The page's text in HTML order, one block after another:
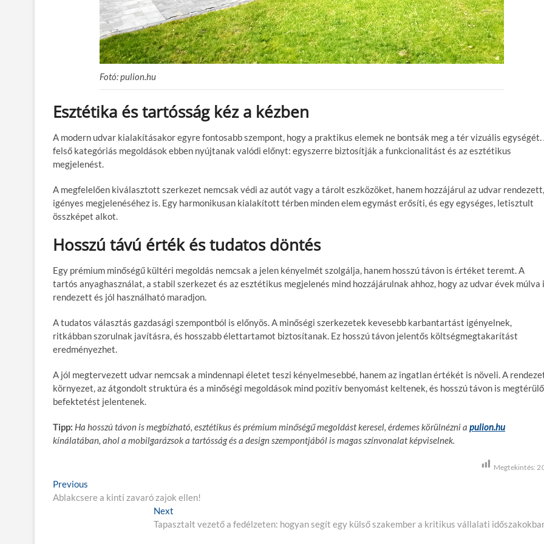
Fotó: pulion.hu
Esztétika és tartósság kéz a kézben
A modern udvar kialakításakor egyre fontosabb szempont, hogy a praktikus elemek ne bontsák meg a tér vizuális egységét.
felső kategóriás megoldások ebben nyújtanak valódi előnyt: egyszerre biztosítják a funkcionalitást és az esztétikus
megjelenést.
A megfelelően kiválasztott szerkezet nemcsak védi az autót vagy a tárolt eszközöket, hanem hozzájárul az udvar rendezett,
igényes megjelenéséhez is. Egy harmonikusan kialakított térben minden elem egymást erősíti, és egy egységes, letisztult
összképet alkot.
Hosszú távú érték és tudatos döntés
Egy prémium minőségű kültéri megoldás nemcsak a jelen kényelmét szolgálja, hanem hosszú távon is értéket teremt. A
tartós anyaghasználat, a stabil szerkezet és az esztétikus megjelenés mind hozzájárulnak ahhoz, hogy az udvar évek múlva
rendezett és jól használható maradjon.
A tudatos választás gazdasági szempontból is előnyös. A minőségi szerkezetek kevesebb karbantartást igényelnek,
ritkábban szorulnak javításra, és hosszabb élettartamot biztosítanak. Ez hosszú távon jelentős költségmegtakarítást
eredményezhet.
A jól megtervezett udvar nemcsak a mindennapi életet teszi kényelmesebbé, hanem az ingatlan értékét is növeli. A
környezet, az átgondolt struktúra és a minőségi megoldások mind pozitív benyomást keltenek, és hosszú távon is megtérülő
befektetést jelentenek.
Tipp: Ha hosszú távon is megbízható, esztétikus és prémium minőségű megoldást keresel, érdemes körülnézni a pulion.hu
kínálatában, ahol a mobilgarázsok a tartósság és a design szempontjából is magas színvonalat képviselnek.
Megtekintés:
B
e
Previous
r
Ablakcsere a kinti zavaró zajok ellen!
Next
e
Tapasztalt vezető a fedélzeten: hogyan segít egy külső szakember a kritikus vállalati